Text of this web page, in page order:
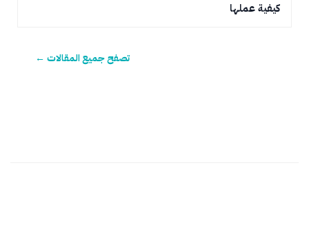
كيفية عملها
تصفح جميع المقالات ←